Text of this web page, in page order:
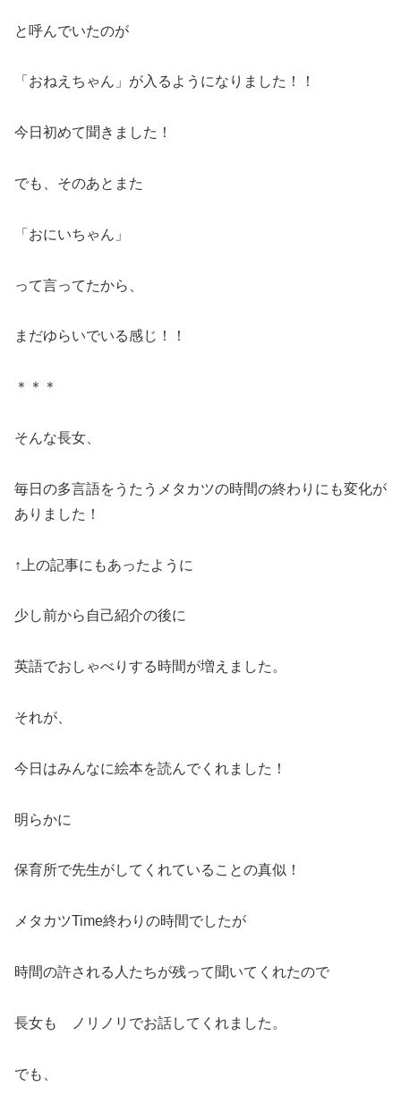
と呼んでいたのが
「おねえちゃん」が入るようになりました！！
今日初めて聞きました！
でも、そのあとまた
「おにいちゃん」
って言ってたから、
まだゆらいでいる感じ！！
＊＊＊
そんな長女、
毎日の多言語をうたうメタカツの時間の終わりにも変化が
ありました！
↑上の記事にもあったように
少し前から自己紹介の後に
英語でおしゃべりする時間が増えました。
それが、
今日はみんなに絵本を読んでくれました！
明らかに
保育所で先生がしてくれていることの真似！
メタカツTime終わりの時間でしたが
時間の許される人たちが残って聞いてくれたので
長女も ノリノリでお話してくれました。
でも、